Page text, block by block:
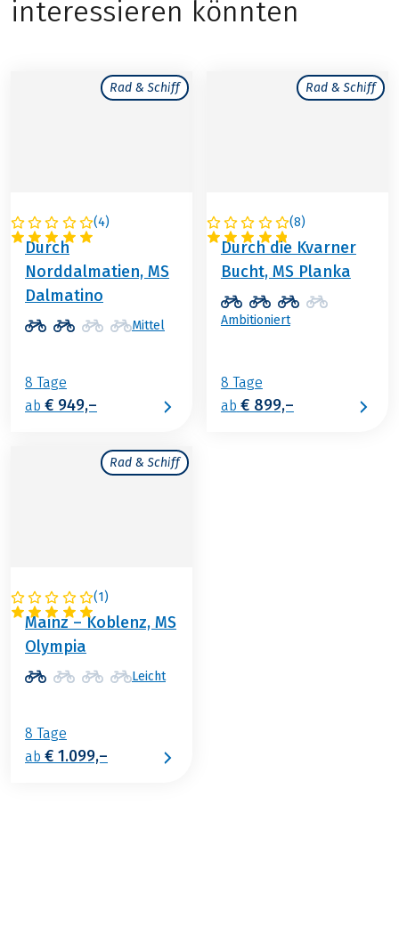
interessieren könnten
Rad & Schiff
(4)
KROATIEN
Durch
Norddalmatien, MS
Dalmatino
Mittel
8 Tage
ab € 949,–
Rad & Schiff
(8)
KROATIEN
Durch die Kvarner
Bucht, MS Planka
Ambitioniert
8 Tage
ab € 899,–
Rad & Schiff
(1)
DEUTSCHLAND
Mainz – Koblenz, MS
Olympia
Leicht
8 Tage
ab € 1.099,–